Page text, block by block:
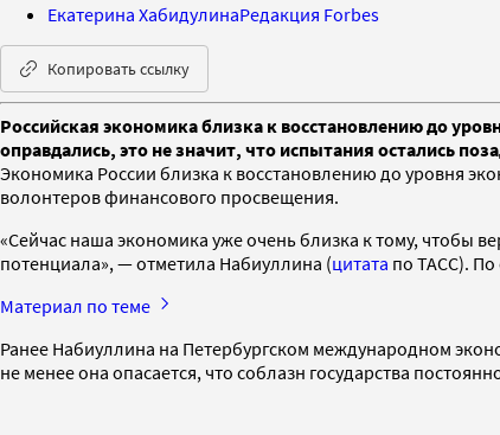
Екатерина ХабидулинаРедакция Forbes
Копировать ссылку
Российская экономика близка к восстановлению до
оправдались, это не значит, что испытания остались
Экономика России близка к восстановлению до уровня
волонтеров финансового просвещения.
«Сейчас наша экономика уже очень близка к тому, чтобы
потенциала», — отметила Набиуллина (цитата по ТАСС). По
Материал по теме
Ранее Набиуллина на Петербургском международном
не менее она опасается, что соблазн государства